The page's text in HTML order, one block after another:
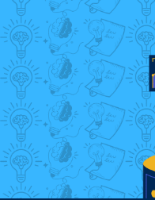
para
conteúdo